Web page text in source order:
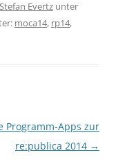
Stefan Evertz unter
moca14, rp14,
Programm-Apps zur
re:publica 2014 →